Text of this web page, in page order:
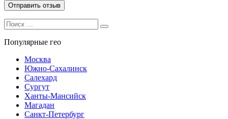
Search
for:
Search
Популярные гео
Москва
Южно-Сахалинск
Салехард
Сургут
Ханты-Мансийск
Магадан
Санкт-Петербург